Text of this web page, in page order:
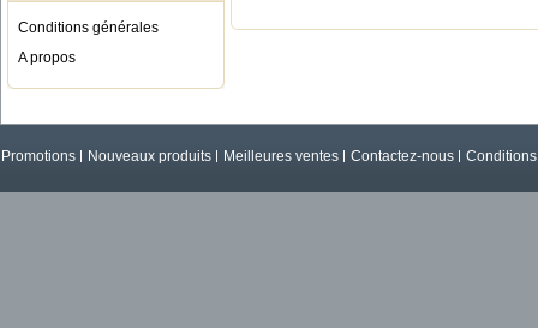
Conditions générales
A propos
Promotions Nouveaux produits Meilleures ventes Contactez-nous